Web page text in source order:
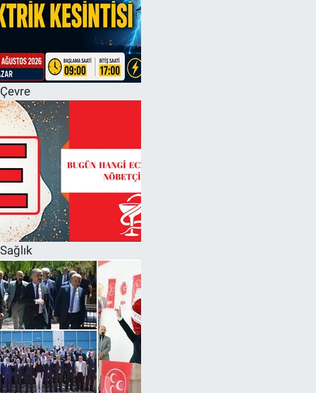
Çevre
Sağlık